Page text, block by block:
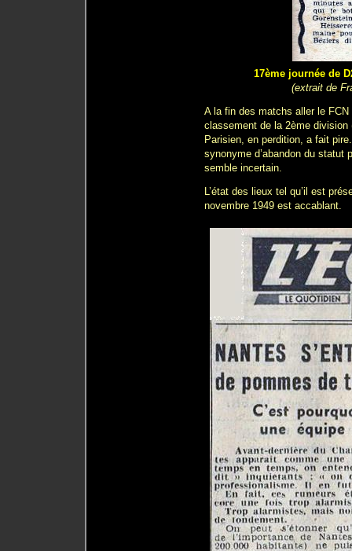
17ème journée de
(extrait de
A la fin des matchs aller le FCN
classement de la 2ème
Parisien, en perdition, a fait
synonyme d’abandon du statut
semble incertain.
L’état des lieux tel qu’il est
novembre 1949 est accablant.